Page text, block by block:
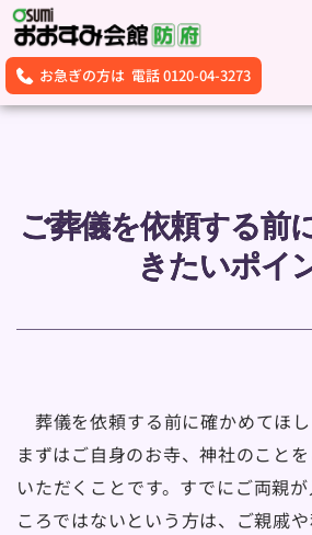
お急ぎの方は 電話 0120-04-3273
ご葬儀を依頼する前
きたいポイ
葬儀を依頼する前に確かめてほし
まずはご自身のお寺、神社のこと
いただくことです。すでにご両親
ころではないという方は、ご親戚